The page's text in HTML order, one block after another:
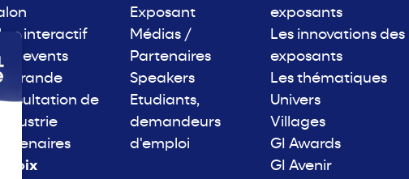
interactif
events
grande
de
voix
Exposant
Médias /
Partenaires
Speakers
Etudiants,
demandeurs
d'emploi
exposants
Les innovations des
exposants
Les thématiques
Univers
Villages
GI Awards
GI Avenir